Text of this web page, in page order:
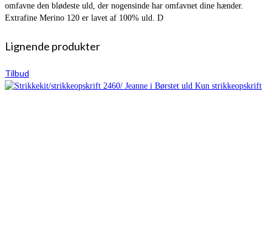
omfavne den blødeste uld, der nogensinde har omfavnet dine hænder.
Extrafine Merino 120 er lavet af 100% uld. D
Lignende produkter
Tilbud